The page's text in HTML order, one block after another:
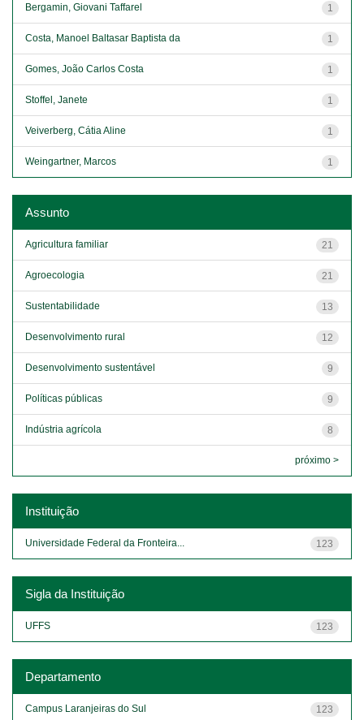
1
Bergamin, Giovani Taffarel
1
Costa, Manoel Baltasar Baptista da
1
Gomes, João Carlos Costa
1
Stoffel, Janete
1
Veiverberg, Cátia Aline
1
Weingartner, Marcos
Assunto
21
Agricultura familiar
21
Agroecologia
13
Sustentabilidade
12
Desenvolvimento rural
9
Desenvolvimento sustentável
9
Políticas públicas
8
Indústria agrícola
próximo >
Instituição
123
Universidade Federal da Fronteira...
Sigla da Instituição
123
UFFS
Departamento
123
Campus Laranjeiras do Sul